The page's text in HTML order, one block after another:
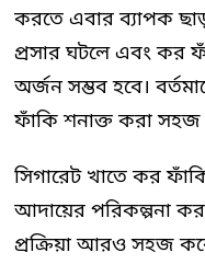
করতে এবার ব্যাপক
প্রসার ঘটলে এবং কর
অর্জন সম্ভব হবে।
ফাঁকি শনাক্ত করা সহজ
সিগারেট খাতে কর
আদায়ের পরিকল্পনা
প্রক্রিয়া আরও সহজ